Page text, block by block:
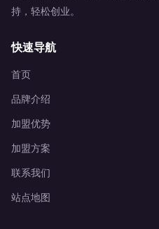
持，轻松创业。
快速导航
首页
品牌介绍
加盟优势
加盟方案
联系我们
站点地图